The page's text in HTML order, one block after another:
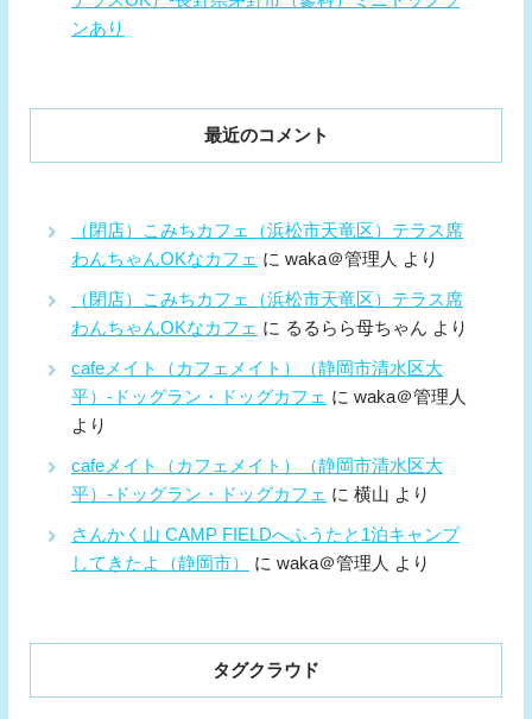
ンあり
最近のコメント
（閉店）こみちカフェ（浜松市天竜区）テラス席
わんちゃんOKなカフェ に waka＠管理人 より
（閉店）こみちカフェ（浜松市天竜区）テラス席
わんちゃんOKなカフェ に るるらら母ちゃん より
cafeメイト（カフェメイト）（静岡市清水区大
平）-ドッグラン・ドッグカフェ に waka＠管理人
より
cafeメイト（カフェメイト）（静岡市清水区大
平）-ドッグラン・ドッグカフェ に 横山 より
さんかく山 CAMP FIELDへふうたと1泊キャンプ
してきたよ（静岡市）
に waka＠管理人 より
タグクラウド